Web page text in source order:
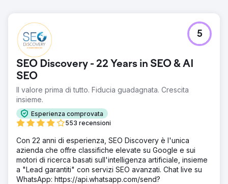
SEO Discovery - 22 Years in SEO & AI
SEO
Il valore prima di tutto. Fiducia guadagnata. Crescita
insieme.
Esperienza comprovata
553 recensioni
5
Con 22 anni di esperienza, SEO Discovery è l'unica
azienda che offre classifiche elevate su Google e sui
motori di ricerca basati sull'intelligenza artificiale, insieme
a "Lead garantiti" con servizi SEO avanzati. Chat live su
WhatsApp: https://api.whatsapp.com/send?